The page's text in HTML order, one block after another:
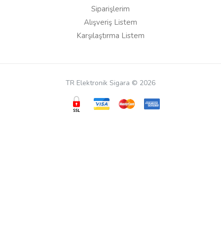
Siparişlerim
Alışveriş Listem
Karşılaştırma Listem
TR Elektronik Sigara © 2026